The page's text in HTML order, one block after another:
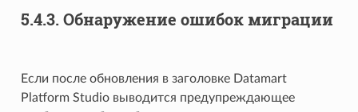
5.4.3. Обнаружение ошибок миграции
Если после обновления в заголовке Datamart
Platform Studio выводится предупреждающее